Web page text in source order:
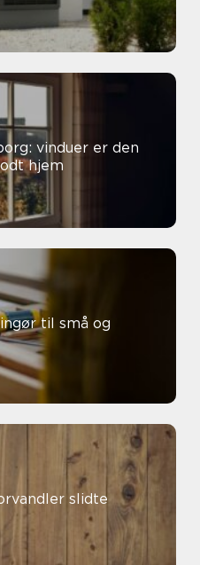
vinduer er den
hjem
til små og
slidte